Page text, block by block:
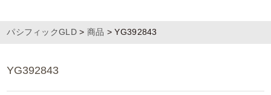
パシフィックGLD> 商品 >YG392843
YG392843